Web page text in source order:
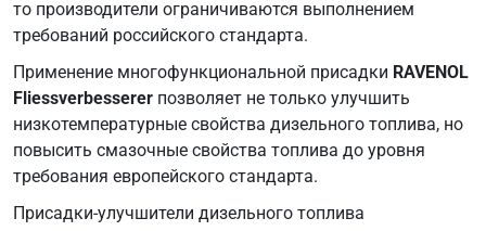
то производители ограничиваются выполнением
требований российского стандарта.
Применение многофункциональной присадки RAVENOL
Fliessverbesserer позволяет не только улучшить
низкотемпературные свойства дизельного топлива, но
повысить смазочные свойства топлива до уровня
требования европейского стандарта.
Присадки-улучшители дизельного топлива